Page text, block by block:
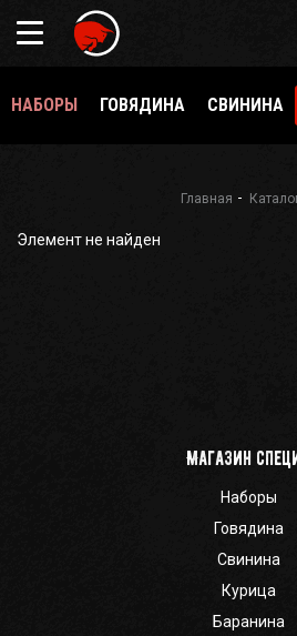
НАБОРЫ ГОВЯДИНА СВИНИНА
Главная
Элемент не найден
Магазин
Наборы
Говядина
Свинина
Курица
Баранина